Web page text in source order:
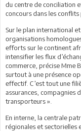
du centre de conciliation
concours dans les
Sur le plan international
organisations
efforts sur le continent
intensifier les flux
commerce, précise Mme
surtout à une présence
effectif. C’est tout une
assurances, compagnies
transporteurs ».
En interne, la centrale
régionales et sectorielles